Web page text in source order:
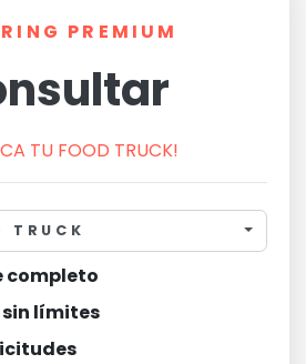
PREMIUM
TU FOOD TRUCK!
TRUCK
completo
límites